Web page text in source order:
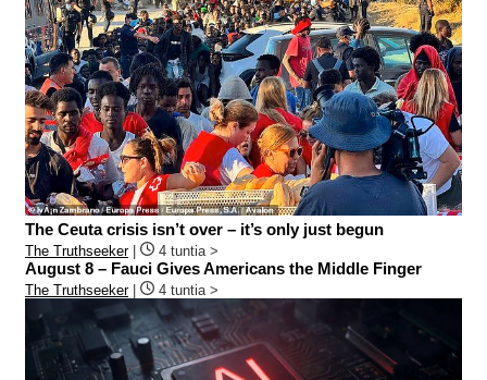
The Ceuta crisis isn’t over – it’s only just begun
The Truthseeker| 4 tuntia >
August 8 – Fauci Gives Americans the Middle Finger
The Truthseeker| 4 tuntia >